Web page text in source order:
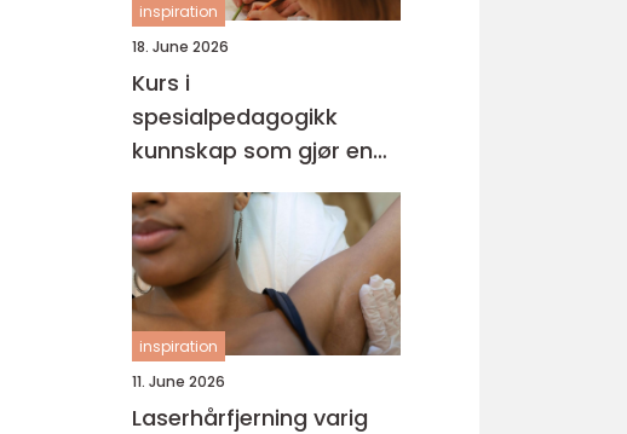
inspiration
18. June 2026
Kurs i
spesialpedagogikk
kunnskap som gjør en
forskjell i hverdagen
inspiration
11. June 2026
Laserhårfjerning varig